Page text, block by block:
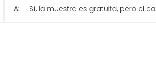
A:
Sí, la muestra es gratuita, pero el